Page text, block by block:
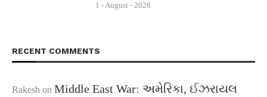
1 - August - 2026
RECENT COMMENTS
Rakesh on Middle East War: અમેરિકા, ઈઝરાયલ